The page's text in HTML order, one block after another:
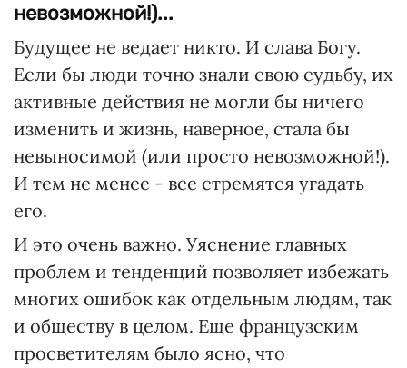
невозможной!)...
Будущее не ведает никто. И слава Богу.
Если бы люди точно знали свою судьбу, их
активные действия не могли бы ничего
изменить и жизнь, наверное, стала бы
невыносимой (или просто невозможной!).
И тем не менее - все стремятся угадать
его.
И это очень важно. Уяснение главных
проблем и тенденций позволяет избежать
многих ошибок как отдельным людям, так
и обществу в целом. Еще французским
просветителям было ясно, что